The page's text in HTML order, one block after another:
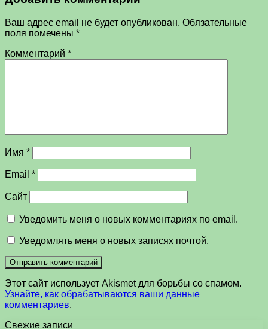
Ваш адрес email не будет опубликован. Обязательные
поля помечены *
Комментарий *
Имя *
Email *
Сайт
Уведомить меня о новых комментариях по email.
Уведомлять меня о новых записях почтой.
Этот сайт использует Akismet для борьбы со спамом.
Узнайте, как обрабатываются ваши данные
комментариев.
Свежие записи